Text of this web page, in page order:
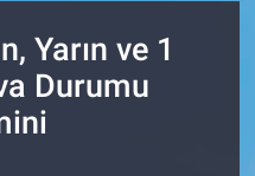
Yarın ve 1
Durumu